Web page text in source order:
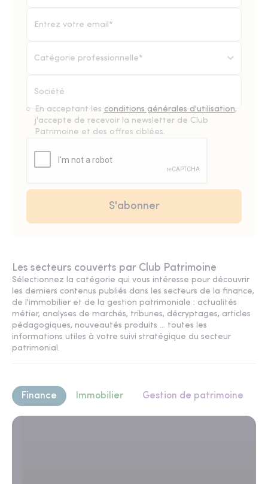
Catégorie professionnelle*
En acceptant les conditions générales d'utilisation,
j'accepte de recevoir la newsletter de Club
Patrimoine et des offres ciblées.
Les secteurs couverts par Club Patrimoine
Sélectionnez la catégorie qui vous intéresse pour découvrir
les derniers contenus publiés dans les secteurs de la finance,
de l'immobilier et de la gestion patrimoniale : actualités
métier, analyses de marchés, tribunes, décryptages, articles
pédagogiques, nouveautés produits ... toutes les
informations utiles à votre suivi stratégique du secteur
patrimonial.
Finance Immobilier Gestion de patrimoine